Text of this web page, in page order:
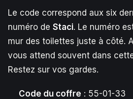
Le code correspond aux six
numéro de Staci. Le numéro
mur des toilettes juste à côté.
vous attend souvent dans
Restez sur vos gardes.
Code du coffre : 55-01-33